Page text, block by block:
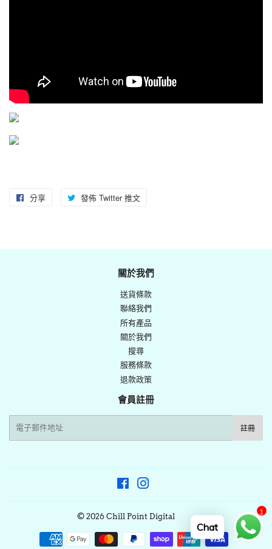
分享
Facebook
發佈 Twitter 推文
發
佈
推
文
關於我們
送貨條款
聯絡我們
所有產品
關於我們
搜尋
服務條款
退款政策
會員註冊
電
註冊
Facebook
© 2026 Chill Point Digital
付
Chat
1